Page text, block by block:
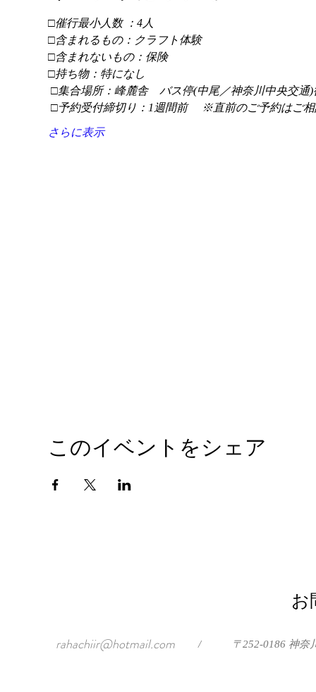
□催行最小人数 ：4人
□含まれるもの：クラフト体験
□含まれないもの：保険
□持ち物：特になし
□集合場所：峰麓舎　バス停(中尾／神奈川中央交通)
□予約受付締切り：1週間前 　※直前のご予約はご
さらに表示
このイベントをシェア
お
rahachiir@hotmail.com / 〒252-0186 神奈